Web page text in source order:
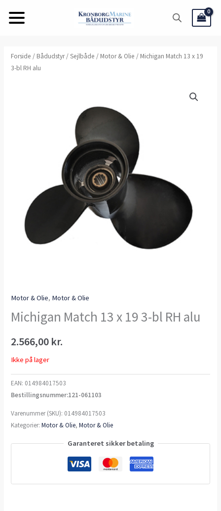
Forside / Bådudstyr/Sejlbåde / Motor & Olie / Michigan Match 13 x 19
3-bl RH alu
Motor & Olie, Motor & Olie
Michigan Match 13 x 19 3-bl RH alu
2.566,00 kr.
Ikke på lager
EAN: 014984017503
Bestillingsnummer:121-061103
Varenummer (SKU): 014984017503
Kategorier:Motor & Olie,Motor & Olie
Garanteret sikker betaling